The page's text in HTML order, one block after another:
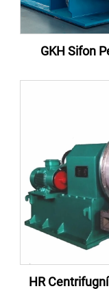
GKH Sifon
HR